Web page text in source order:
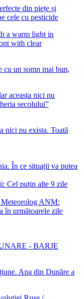
din piețe și
cele cu pesticide
cu un somn mai bun,
nici nu exista. Toată
În ce situații va putea
Cel puțin alte 9 zile
Meteorolog ANM:
în următoarele zile
Apa din Dunăre a